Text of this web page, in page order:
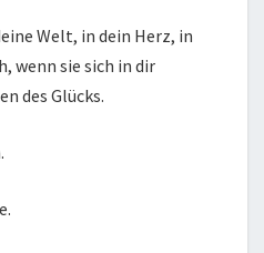
Welt, in dein Herz, in
wenn sie sich in dir
des Glücks.